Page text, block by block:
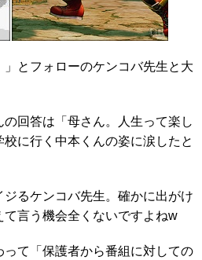
とフォローのケンコバ先生と大
回答は「母さん。人生って楽し
に行く中本くんの姿に涙したと
ジるケンコバ先生。確かに出がけ
言う機会全くないですよねw
て「保護者から番組に対しての